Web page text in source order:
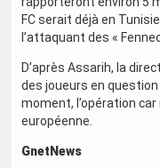
FC serait déjà en
l’attaquant des «
D’après Assarih, la
des joueurs en
moment, l’opération
européenne.
GnetNews